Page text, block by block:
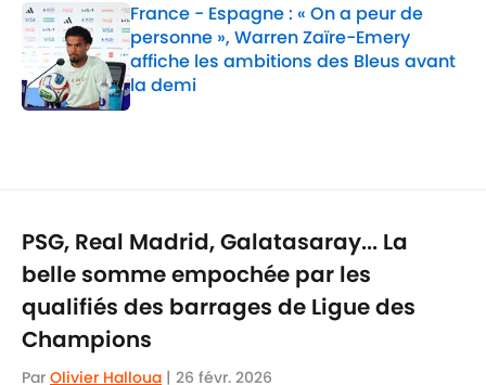
France - Espagne : « On a peur de
personne », Warren Zaïre-Emery
affiche les ambitions des Bleus avant
la demi
Published by on Invalid Date
PSG, Real Madrid, Galatasaray... La
belle somme empochée par les
qualifiés des barrages de Ligue des
Champions
Par Olivier Halloua | 26 févr. 2026